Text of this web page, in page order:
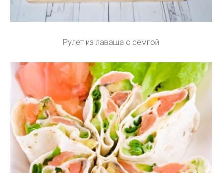
Рулет из лаваша с семгой